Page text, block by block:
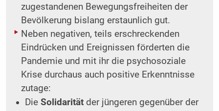
zugestandenen Bewegungsfreiheiten der
Bevölkerung bislang erstaunlich gut.
Neben negativen, teils erschreckenden
Eindrücken und Ereignissen förderten die
Pandemie und mit ihr die psychosoziale
Krise durchaus auch positive Erkenntnisse
zutage:
DieSolidarität der jüngeren gegenüber der